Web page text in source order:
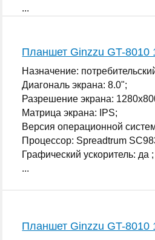
...
Планшет Ginzzu GT-8010
Назначение:
Диагональ экрана: 8.0";
Разрешение экрана:
Матрица экрана: IPS;
Версия операционной
Процессор: Spreadtrum
Графический ускоритель: да ;
...
Планшет Ginzzu GT-8010